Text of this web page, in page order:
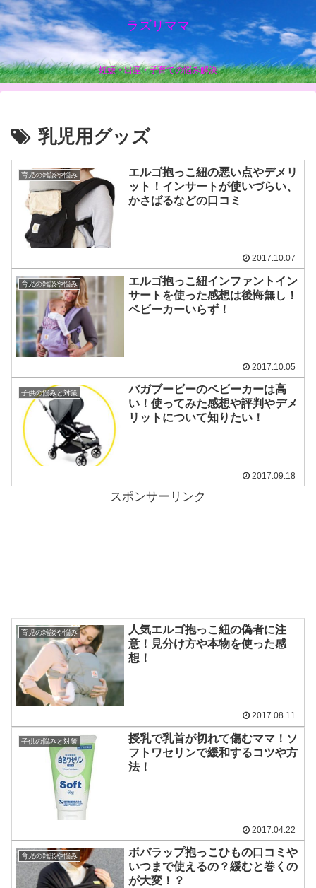
ラズリママ
妊娠・出産・子育ての悩み解決
乳児用グッズ
育児の雑談や悩み
エルゴ抱っこ紐の悪い点やデメリ
ット！インサートが使いづらい、
かさばるなどの口コミ
2017.10.07
育児の雑談や悩み
エルゴ抱っこ紐インファントイン
サートを使った感想は後悔無し！
ベビーカーいらず！
2017.10.05
子供の悩みと対策
バガブービーのベビーカーは高
い！使ってみた感想や評判やデメ
リットについて知りたい！
2017.09.18
スポンサーリンク
育児の雑談や悩み
人気エルゴ抱っこ紐の偽者に注
意！見分け方や本物を使った感
想！
2017.08.11
子供の悩みと対策
授乳で乳首が切れて傷むママ！ソ
フトワセリンで緩和するコツや方
法！
2017.04.22
育児の雑談や悩み
ボバラップ抱っこひもの口コミや
いつまで使えるの？緩むと巻くの
が大変！？